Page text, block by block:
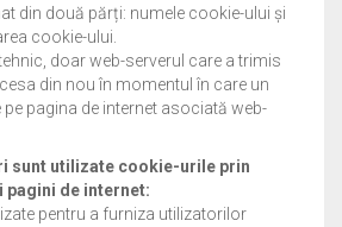
din două părți: numele cookie-ului și
cookie-ului.
doar web-serverul care a trimis
din nou în momentul în care un
pagina de internet asociată web-
sunt utilizate cookie-urile prin
de internet:
pentru a furniza utilizatorilor